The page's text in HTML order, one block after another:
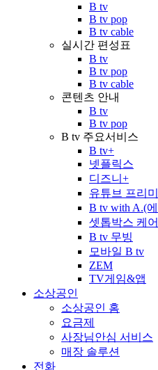
B tv
B tv pop
B tv cable
실시간 편성표
B tv
B tv pop
B tv cable
콘텐츠 안내
B tv
B tv pop
B tv 주요서비스
B tv+
넷플릭스
디즈니+
유튜브 프리
B tv with A.(
셋톱박스 케어
B tv 무빙
모바일 B tv
ZEM
TV게임&앱
소상공인
소상공인 홈
요금제
사장님안심 서비스
매장 솔루션
전화